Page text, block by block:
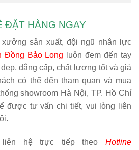
ĐẶT HÀNG NGAY
sản xuất, đội ngũ nhân lực
Đồng Bảo Long luôn đem đến tay
đẳng cấp, chất lượng tốt và giá
có thể đến tham quan và mua
showroom Hà Nội, TP. Hồ Chí
được tư vấn chi tiết, vui lòng liên
hệ trực tiếp theo
Hotline